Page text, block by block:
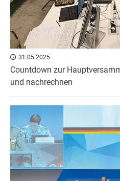
31.05.2025
Countdown zur
und nachrechnen